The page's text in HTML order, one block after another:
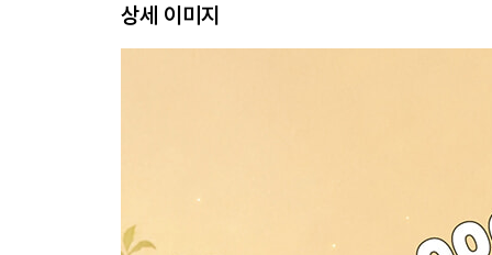
월급 관리 안 되면 투자도 흔들린다
통장 쪼개기: 새는 돈을 막는 가장 확실한 시스템
개별주냐 ETF냐, 그것이 문제로다
상세 이미지